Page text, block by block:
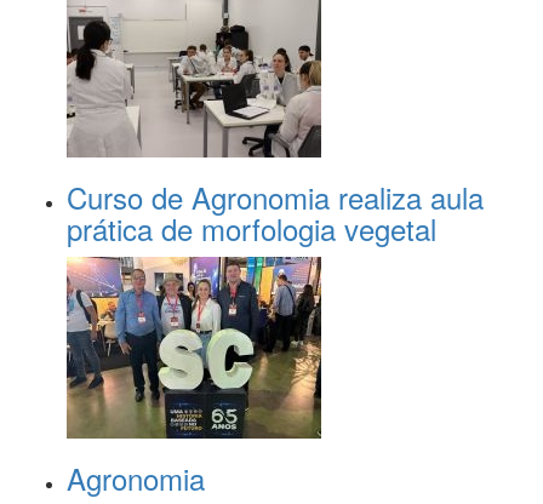
Curso de Agronomia realiza aula
prática de morfologia vegetal
Agronomia